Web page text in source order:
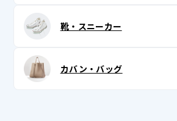
兵児帯 (へこ帯)・三尺 (さんじゃく)
靴・スニーカー
カバン・バッグ